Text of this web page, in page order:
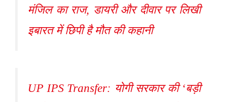
मंजिल का राज, डायरी और दीवार पर लिखी
इबारत में छिपी है मौत की कहानी
UP IPS Transfer: योगी सरकार की ‘बड़ी